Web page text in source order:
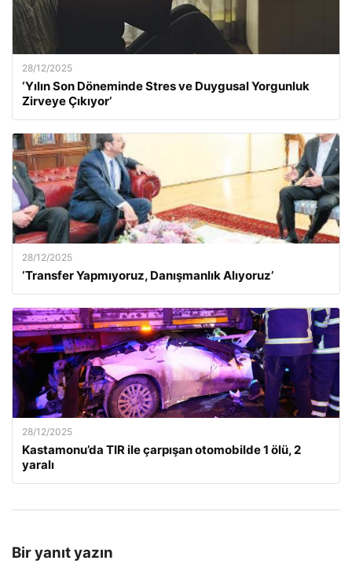
28/12/2025
‘Yılın Son Döneminde Stres ve Duygusal Yorgunluk
Zirveye Çıkıyor’
28/12/2025
‘Transfer Yapmıyoruz, Danışmanlık Alıyoruz’
28/12/2025
Kastamonu’da TIR ile çarpışan otomobilde 1 ölü, 2
yaralı
Bir yanıt yazın